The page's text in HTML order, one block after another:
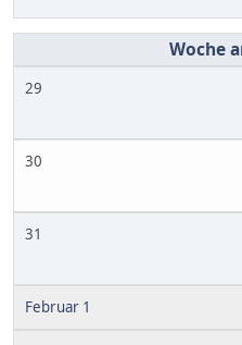
29
30
31
Februar 1